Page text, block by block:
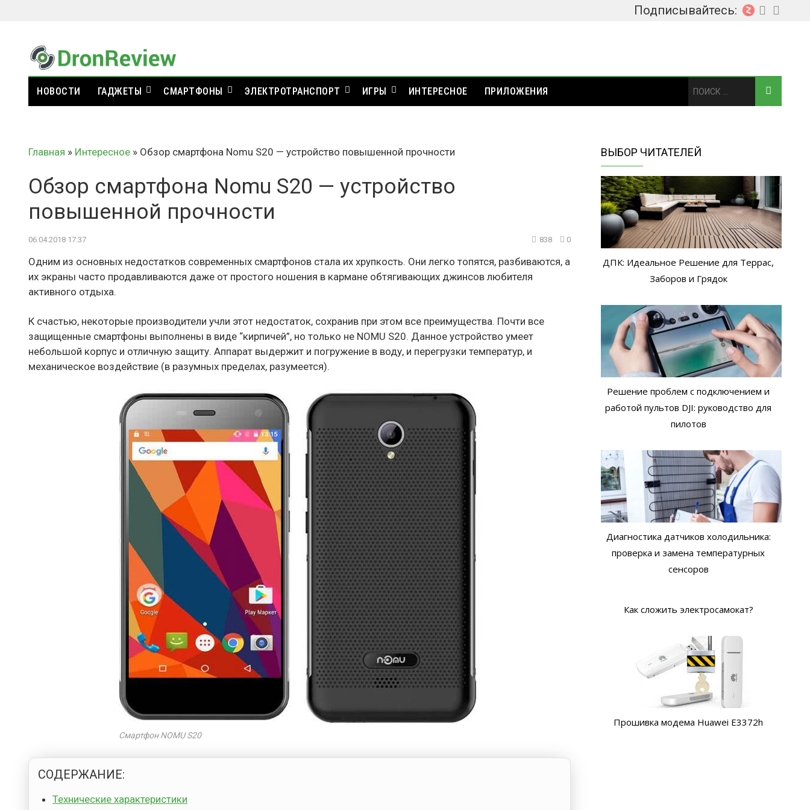
Подписывайтесь:
НОВОСТИ ГАДЖЕТЫ СМАРТФОНЫ ЭЛЕКТРОТРАНСПОРТ ИГРЫ ИНТЕРЕСНОЕ ПРИЛОЖЕНИЯ
Главная » Интересное » Обзор смартфона Nomu S20 — устройство повышенной прочности
Обзор смартфона Nomu S20 — устройство
повышенной прочности
06.04.2018 17:37 838 0
Одним из основных недостатков современных смартфонов стала их хрупкость. Они легко топятся, разбиваются, а
их экраны часто продавливаются даже от простого ношения в кармане обтягивающих джинсов любителя
активного отдыха.
К счастью, некоторые производители учли этот недостаток, сохранив при этом все преимущества. Почти все
защищенные смартфоны выполнены в виде “кирпичей”, но только не NOMU S20. Данное устройство умеет
небольшой корпус и отличную защиту. Аппарат выдержит и погружение в воду, и перегрузки температур, и
механическое воздействие (в разумных пределах, разумеется).
Смартфон NOMU S20
СОДЕРЖАНИЕ:
Технические характеристики
ВЫБОР ЧИТАТЕЛЕЙ
ДПК: Идеальное Решение для Террас,
Заборов и Грядок
Решение проблем с подключением и
работой пультов DJI: руководство для
пилотов
Диагностика датчиков холодильника:
проверка и замена температурных
сенсоров
Как сложить электросамокат?
Прошивка модема Huawei E3372h